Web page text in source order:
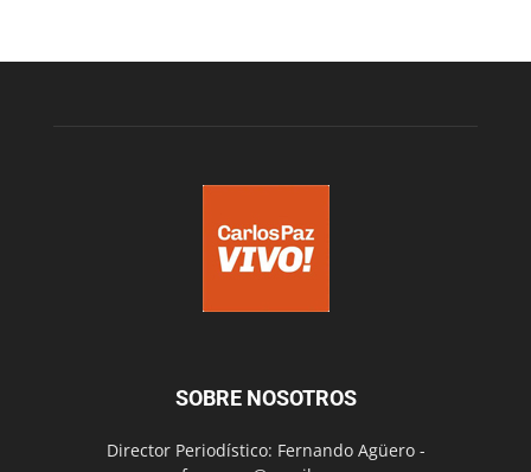
SOBRE NOSOTROS
Director Periodístico: Fernando Agüero -